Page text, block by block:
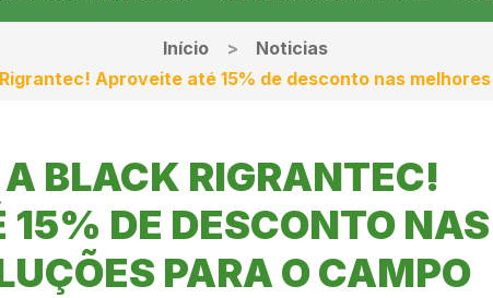
Início
Noticias
Aproveite até 15% de desconto nas
BLACK RIGRANTEC!
DE DESCONTO NAS
PARA O CAMPO